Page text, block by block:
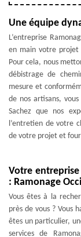
Une équipe
L’entreprise
en main votre projet
Pour cela, nous
débistrage de
mesure et
de nos artisans,
Sachez que nos
l’entretien de votre
de votre projet et
Votre
: Ramonage
Vous êtes à la
près de vous ? Vous
êtes un particulier,
services de